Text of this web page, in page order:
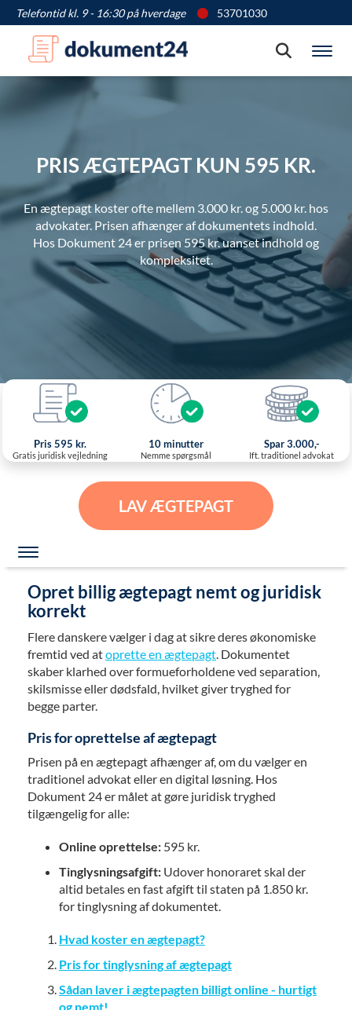
Telefontid kl. 9 - 16:30 på hverdage 53701030
Vis
Søg
PRIS ÆGTEPAGT KUN 595 KR.
En ægtepagt koster ofte mellem 3.000 kr. og 5.000 kr. hos
advokater. Prisen afhænger af dokumentets indhold.
Hos Dokument 24 er prisen 595 kr. uanset indhold og
kompleksitet.
Pris 595 kr.
Gratis juridisk vejledning
10 minutter
Nemme spørgsmål
Spar 3.000,-
Ift. traditionel advokat
LAV ÆGTEPAGT
Opret billig ægtepagt nemt og juridisk
korrekt
Flere danskere vælger i dag at sikre deres økonomiske
fremtid ved atoprette en ægtepagt. Dokumentet
skaber klarhed over formueforholdene ved separation,
skilsmisse eller dødsfald, hvilket giver tryghed for
begge parter.
Pris for oprettelse af ægtepagt
Prisen på en ægtepagt afhænger af, om du vælger en
traditionel advokat eller en digital løsning. Hos
Dokument 24 er målet at gøre juridisk tryghed
tilgængelig for alle:
Online oprettelse: 595 kr.
Tinglysningsafgift: Udover honoraret skal der
altid betales en fast afgift til staten på 1.850 kr.
for tinglysning af dokumentet.
Hvad koster en ægtepagt?
Pris for tinglysning af ægtepagt
Sådan laver i ægtepagten billigt online - hurtigt
og nemt!